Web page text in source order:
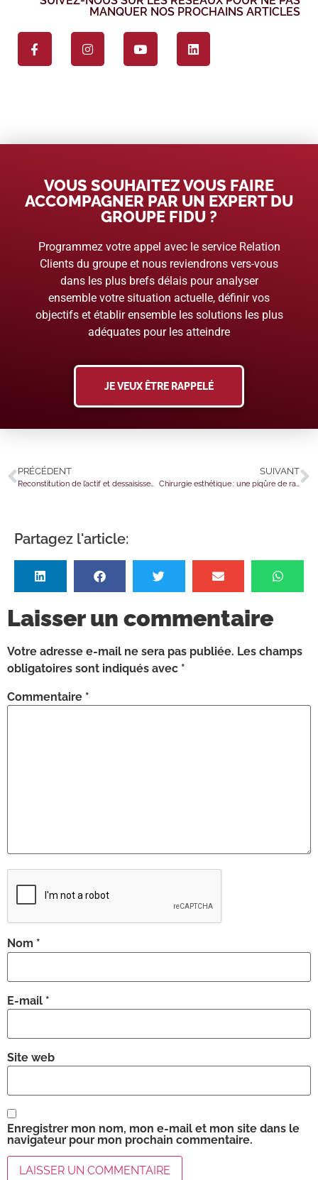
MANQUER NOS PROCHAINS ARTICLES
VOUS SOUHAITEZ VOUS FAIRE
ACCOMPAGNER PAR UN EXPERT DU
GROUPE FIDU ?
Programmez votre appel avec le service Relation
Clients du groupe et nous reviendrons vers-vous
dans les plus brefs délais pour analyser
ensemble votre situation actuelle, définir vos
objectifs et établir ensemble les solutions les plus
adéquates pour les atteindre
JE VEUX ÊTRE RAPPELÉ
PRÉCÉDENT
Reconstitution de l’actif et dessaisissement du débiteur : un liquidateur trop zélé ?
SUIVANT
Chirurgie esthétique : une piqûre de rappel… et de TVA ?
Partagez l'article:
Laisser un commentaire
Votre adresse e-mail ne sera pas publiée. Les champs
obligatoires sont indiqués avec *
Commentaire *
Nom *
E-mail *
Site web
Enregistrer mon nom, mon e-mail et mon site dans le
navigateur pour mon prochain commentaire.